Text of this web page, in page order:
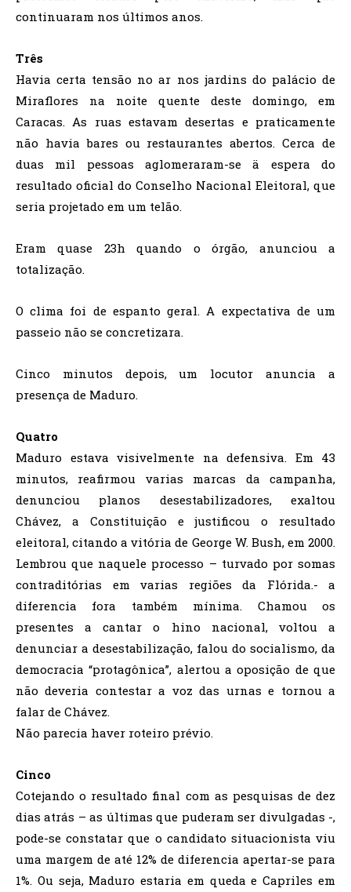
continuaram nos últimos anos.
Três
Havia certa tensão no ar nos jardins do palácio de
Miraflores na noite quente deste domingo, em
Caracas. As ruas estavam desertas e praticamente
não havia bares ou restaurantes abertos. Cerca de
duas mil pessoas aglomeraram-se ä espera do
resultado oficial do Conselho Nacional Eleitoral, que
seria projetado em um telão.
Eram quase 23h quando o órgão, anunciou a
totalização.
O clima foi de espanto geral. A expectativa de um
passeio não se concretizara.
Cinco minutos depois, um locutor anuncia a
presença de Maduro.
Quatro
Maduro estava visivelmente na defensiva. Em 43
minutos, reafirmou varias marcas da campanha,
denunciou planos desestabilizadores, exaltou
Chávez, a Constituição e justificou o resultado
eleitoral, citando a vitória de George W. Bush, em 2000.
Lembrou que naquele processo – turvado por somas
contraditórias em varias regiões da Flórida.- a
diferencia fora também mínima. Chamou os
presentes a cantar o hino nacional, voltou a
denunciar a desestabilização, falou do socialismo, da
democracia “protagônica”, alertou a oposição de que
não deveria contestar a voz das urnas e tornou a
falar de Chávez.
Não parecia haver roteiro prévio.
Cinco
Cotejando o resultado final com as pesquisas de dez
dias atrás – as últimas que puderam ser divulgadas -,
pode-se constatar que o candidato situacionista viu
uma margem de até 12% de diferencia apertar-se para
1%. Ou seja, Maduro estaria em queda e Capriles em